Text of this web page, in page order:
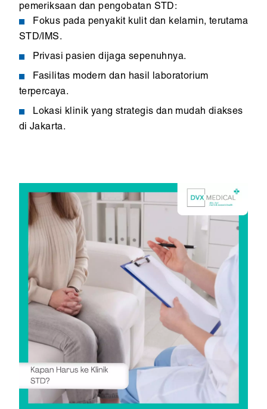
pemeriksaan dan pengobatan STD:
Fokus pada penyakit kulit dan kelamin, terutama
STD/IMS.
Privasi pasien dijaga sepenuhnya.
Fasilitas modern dan hasil laboratorium
terpercaya.
Lokasi klinik yang strategis dan mudah diakses
di Jakarta.